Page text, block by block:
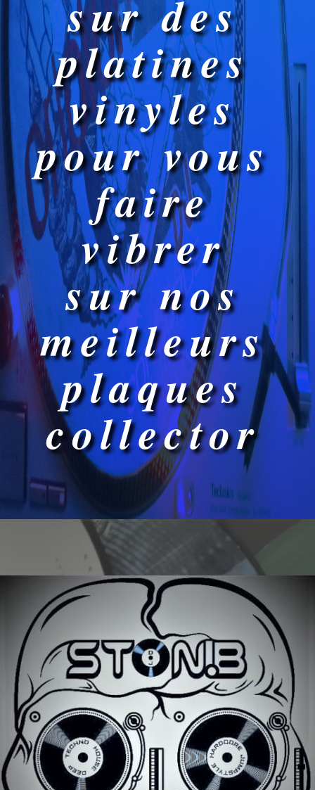
sur des
platines
vinyles
pour vous
faire
vibrer
sur nos
meilleurs
plaques
collector